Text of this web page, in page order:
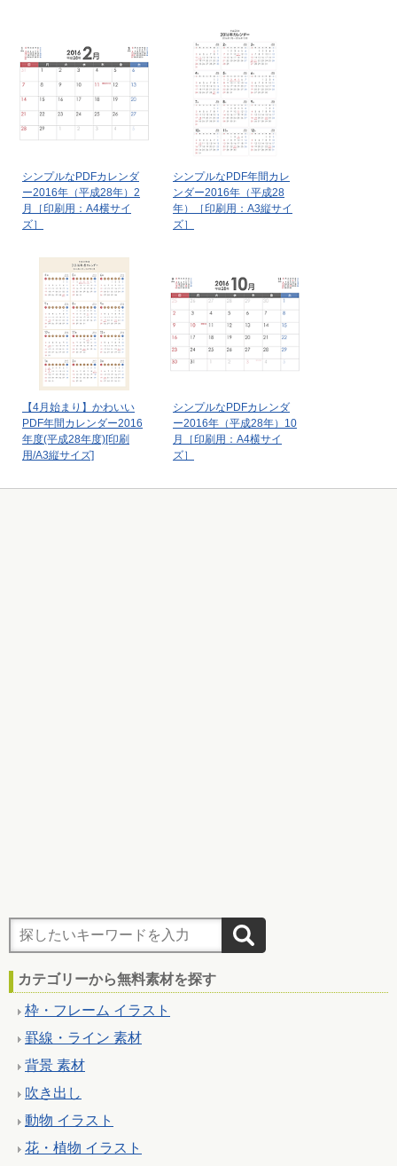
シンプルなPDFカレンダ
ー2016年（平成28年）2
月［印刷用：A4横サイ
ズ］
シンプルなPDF年間カレ
ンダー2016年（平成28
年）［印刷用：A3縦サイ
ズ］
【4月始まり】かわいい
PDF年間カレンダー2016
年度(平成28年度)[印刷
用/A3縦サイズ]
シンプルなPDFカレンダ
ー2016年（平成28年）10
月［印刷用：A4横サイ
ズ］
カテゴリーから無料素材を探す
枠・フレーム イラスト
罫線・ライン 素材
背景 素材
吹き出し
動物 イラスト
花・植物 イラスト